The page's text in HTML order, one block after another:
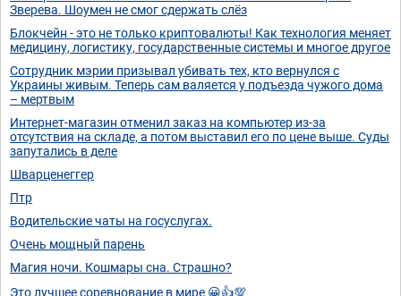
Зверева. Шоумен не смог сдержать слёз
Блокчейн - это не только криптовалюты! Как технология меняет
медицину, логистику, государственные системы и многое другое
Сотрудник мэрии призывал убивать тех, кто вернулся с
Украины живым. Теперь сам валяется у подъезда чужого дома
– мертвым
Интернет-магазин отменил заказ на компьютер из-за
отсутствия на складе, а потом выставил его по цене выше. Суды
запутались в деле
Шварценеггер
Птр
Водительские чаты на госуслугах.
Очень мощный парень
Магия ночи. Кошмары сна. Страшно?
Это лучшее соревнование в мире 😀👍💯